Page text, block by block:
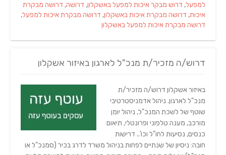
למפעל, דרוש מבקר איכות למפעל באשקלון, דרושה, דרושה מבקרת
איכות, דרושה מבקרת איכות באשקלון, דרושה מבקרת איכות למפעל,
דרושה מבקרת איכות למפעל באשקלון
דרוש/ה מזכיר/ת מנכ"ל לארגון באיזור אשקלון
באיזור אשקלון דרוש/ה מזכיר/ת
מנכ"ל לארגון. ניהול אדמניסטרטיבי
שוטף של לשכת המנכ"ל, ניהול יומן
מורכב, מענה טלפוני ופרונטלי, תיאום
כנסים, נסיעות לחו"ל וכו'.. דרישות
חובה: ניסיון של שנתיים לפחות בניהול משרד לדרג בכיר (סמנכ"ל או